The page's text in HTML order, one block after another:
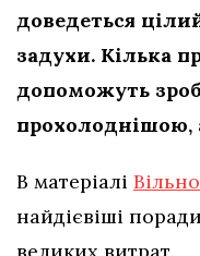
доведеться
задухи. Кілька
допоможуть
прохолоднішою,
В матеріалі
найдієвіші